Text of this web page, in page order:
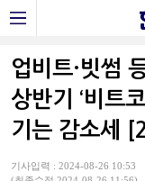
업비트·빗썸
상반기 ‘비트
기는 감소세
기사입력 : 2024-08-26 10:53